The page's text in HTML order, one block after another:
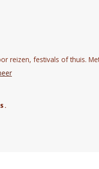
reizen, festivals of thuis.